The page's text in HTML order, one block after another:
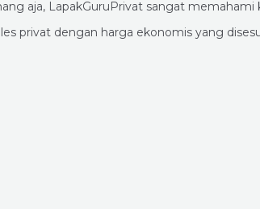
aja, LapakGuruPrivat sangat
privat dengan harga ekonomis yang